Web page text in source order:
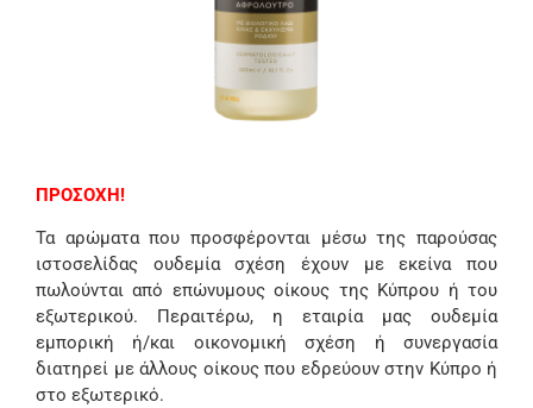
ΠΡΟΣΟΧΗ!
Τα αρώματα που προσφέρονται μέσω της παρούσας
ιστοσελίδας ουδεμία σχέση έχουν με εκείνα που
πωλούνται από επώνυμους οίκους της Κύπρου ή του
εξωτερικού. Περαιτέρω, η εταιρία μας ουδεμία
εμπορική ή/και οικονομική σχέση ή συνεργασία
διατηρεί με άλλους οίκους που εδρεύουν στην Κύπρο ή
στο εξωτερικό.